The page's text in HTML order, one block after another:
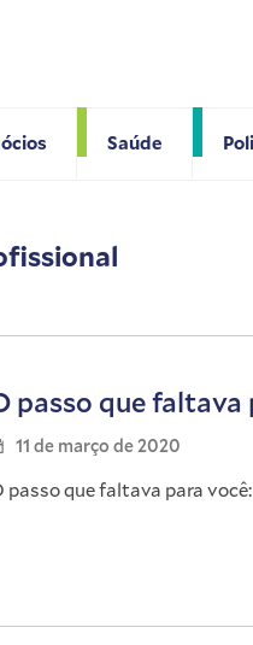
Saúde
passo que
11 de março de 2020
passo que faltava para